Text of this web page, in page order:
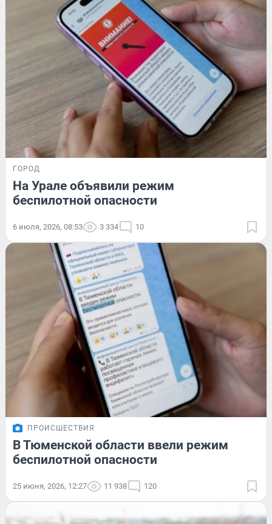
ГОРОД
На Урале объявили режим
беспилотной опасности
6 июля, 2026, 08:53 3 334 10
ПРОИСШЕСТВИЯ
В Тюменской области ввели режим
беспилотной опасности
25 июня, 2026, 12:27 11 938 120